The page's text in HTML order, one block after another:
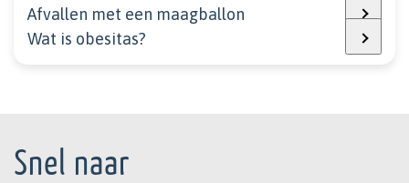
Afvallen met een maagballon
Wat is obesitas?
Snel naar